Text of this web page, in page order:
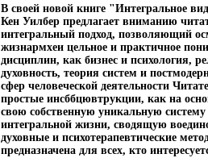
В своей новой книге "Интегральное
Кен Уилбер предлагает вниманию
интегральный подход, позволяющий
жизнармхеи цельное и практичное
дисциплин, как бизнес и психология,
духовность, теория систем и
сфер человеческой деятельности
простые инсббцювтрукции, как на
свою собственную уникальную
интегральной жизни, сводящую
духовные и психотерапевтические
предназначена для всех, кто